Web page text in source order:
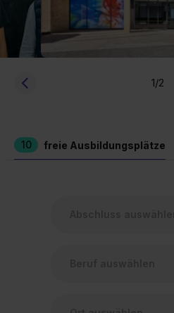
1/2
10 freie Ausbildungsplätze